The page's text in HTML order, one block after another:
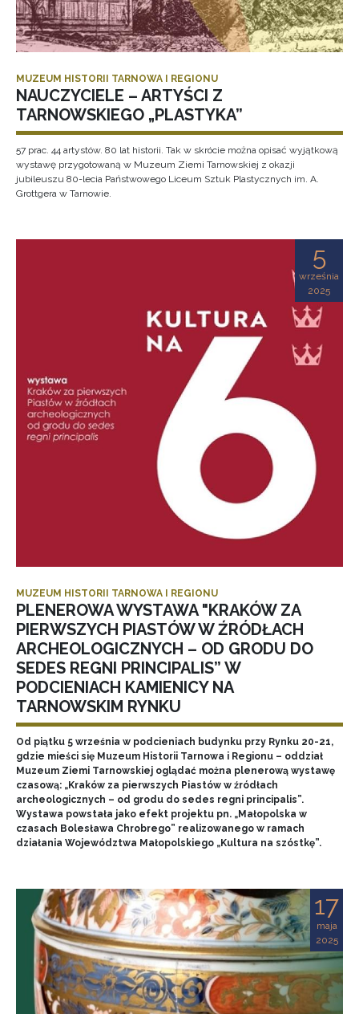
MUZEUM HISTORII TARNOWA I REGIONU
NAUCZYCIELE – ARTYŚCI Z
TARNOWSKIEGO „PLASTYKA”
57 prac. 44 artystów. 80 lat historii. Tak w skrócie można opisać wyjątkową
wystawę przygotowaną w Muzeum Ziemi Tarnowskiej z okazji
jubileuszu 80-lecia Państwowego Liceum Sztuk Plastycznych im. A.
Grottgera w Tarnowie.
5
września
2025
MUZEUM HISTORII TARNOWA I REGIONU
PLENEROWA WYSTAWA "KRAKÓW ZA
PIERWSZYCH PIASTÓW W ŹRÓDŁACH
ARCHEOLOGICZNYCH – OD GRODU DO
SEDES REGNI PRINCIPALIS” W
PODCIENIACH KAMIENICY NA
TARNOWSKIM RYNKU
Od piątku 5 września w podcieniach budynku przy Rynku 20-21,
gdzie mieści się Muzeum Historii Tarnowa i Regionu – oddział
Muzeum Ziemi Tarnowskiej oglądać można plenerową wystawę
czasową: „Kraków za pierwszych Piastów w źródłach
archeologicznych – od grodu do sedes regni principalis”.
Wystawa powstała jako efekt projektu pn. „Małopolska w
czasach Bolesława Chrobrego” realizowanego w ramach
działania Województwa Małopolskiego „Kultura na szóstkę”.
17
maja
2025